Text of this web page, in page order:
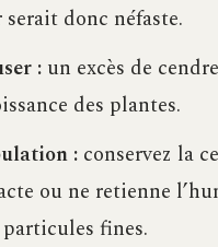
donc néfaste.
:un excès de
des plantes.
:conservez la
ou ne retienne
fines.